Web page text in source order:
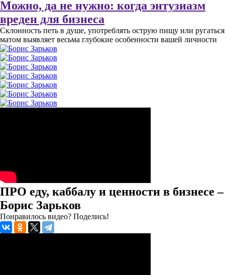
Можно, да не нужно: когда энтузиазм
вреден для бизнеса
Склонность петь в душе, употреблять острую пищу или ругаться
матом выявляет весьма глубокие особенности вашей личности
ПРО еду, каббалу и ценности в бизнесе –
Борис Зарьков
Понравилось видео? Поделись!